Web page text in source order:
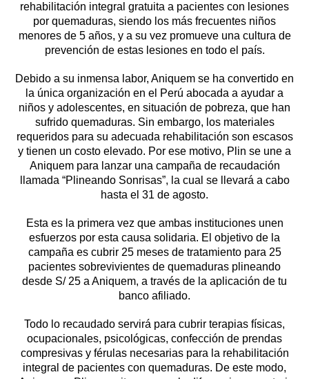
rehabilitación integral gratuita a pacientes con lesiones
por quemaduras, siendo los más frecuentes niños
menores de 5 años, y a su vez promueve una cultura de
prevención de estas lesiones en todo el país.
Debido a su inmensa labor, Aniquem se ha convertido en
la única organización en el Perú abocada a ayudar a
niños y adolescentes, en situación de pobreza, que han
sufrido quemaduras. Sin embargo, los materiales
requeridos para su adecuada rehabilitación son escasos
y tienen un costo elevado. Por ese motivo, Plin se une a
Aniquem para lanzar una campaña de recaudación
llamada “Plineando Sonrisas”, la cual se llevará a cabo
hasta el 31 de agosto.
Esta es la primera vez que ambas instituciones unen
esfuerzos por esta causa solidaria. El objetivo de la
campaña es cubrir 25 meses de tratamiento para 25
pacientes sobrevivientes de quemaduras plineando
desde S/ 25 a Aniquem, a través de la aplicación de tu
banco afiliado.
Todo lo recaudado servirá para cubrir terapias físicas,
ocupacionales, psicológicas, confección de prendas
compresivas y férulas necesarias para la rehabilitación
integral de pacientes con quemaduras. De este modo,